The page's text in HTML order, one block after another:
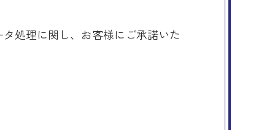
処理に関し、お客様にご承諾いた